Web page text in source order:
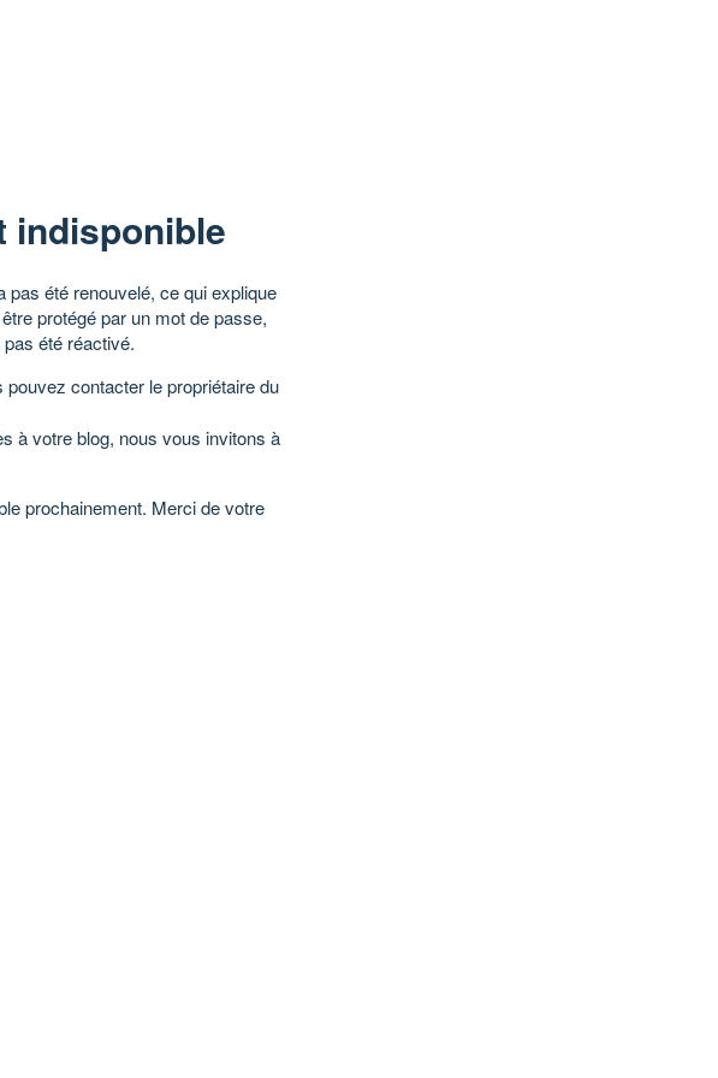
indisponible
pas été renouvelé, ce qui explique
protégé par un mot de passe,
pas été réactivé.
contacter le propriétaire du
à votre blog, nous vous invitons à
prochainement. Merci de votre